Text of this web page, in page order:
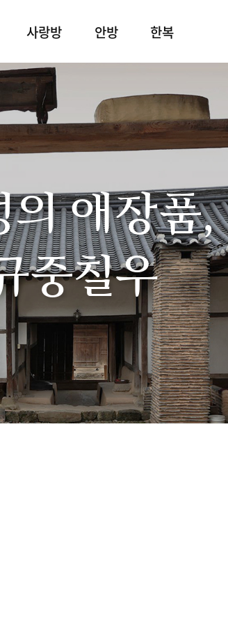
사랑방 안방 한복
의 애장품,
중칠우